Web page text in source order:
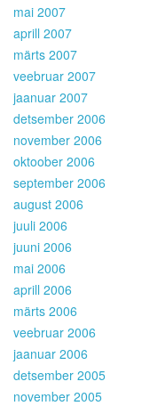
mai 2007
aprill 2007
märts 2007
veebruar 2007
jaanuar 2007
detsember 2006
november 2006
oktoober 2006
september 2006
august 2006
juuli 2006
juuni 2006
mai 2006
aprill 2006
märts 2006
veebruar 2006
jaanuar 2006
detsember 2005
november 2005